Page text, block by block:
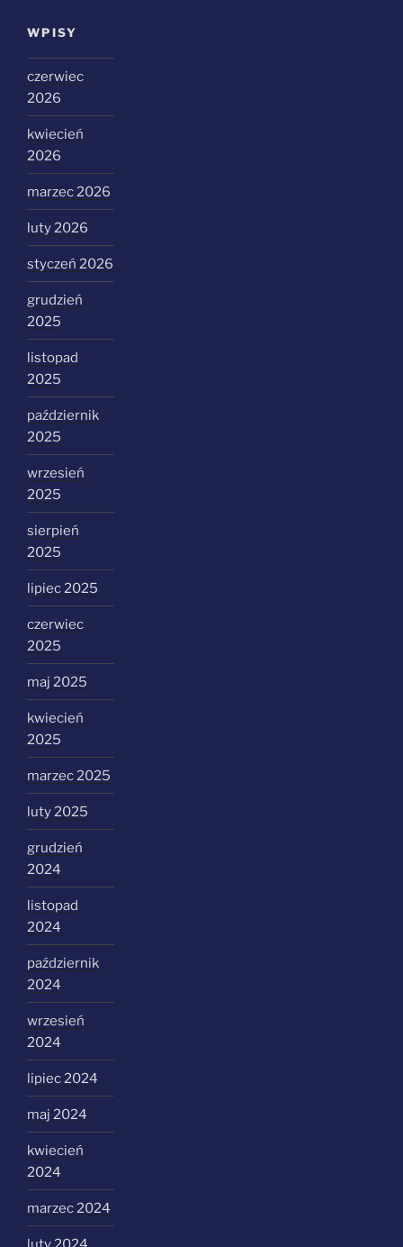
WPISY
czerwiec
2026
kwiecień
2026
marzec 2026
luty 2026
styczeń 2026
grudzień
2025
listopad
2025
październik
2025
wrzesień
2025
sierpień
2025
lipiec 2025
czerwiec
2025
maj 2025
kwiecień
2025
marzec 2025
luty 2025
grudzień
2024
listopad
2024
październik
2024
wrzesień
2024
lipiec 2024
maj 2024
kwiecień
2024
marzec 2024